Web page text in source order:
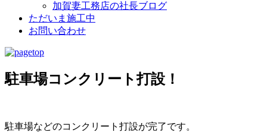
加賀妻工務店の社長ブログ
ただいま施工中
お問い合わせ
駐車場コンクリート打設！
駐車場などのコンクリート打設が完了です。